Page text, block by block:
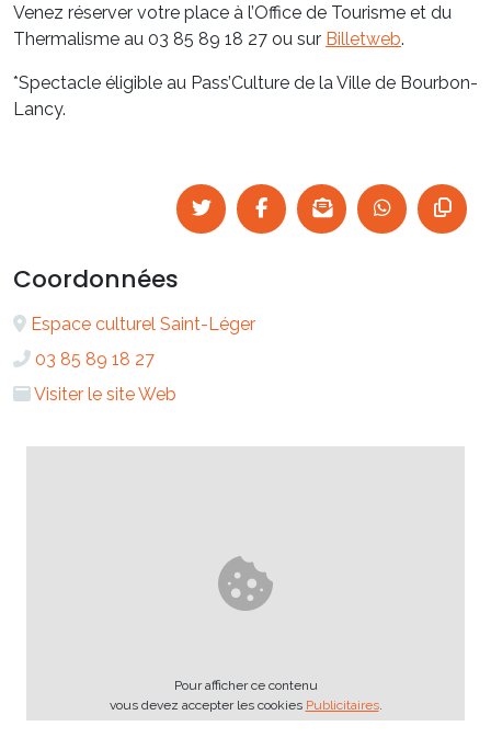
Venez réserver votre place à l’Office de Tourisme et du
Thermalisme au 03 85 89 18 27 ou sur Billetweb.
*Spectacle éligible au Pass’Culture de la Ville de Bourbon-
Lancy.
Coordonnées
Espace culturel Saint-Léger
03 85 89 18 27
Visiter le site Web
Pour afficher ce contenu
vous devez accepter les cookies Publicitaires.